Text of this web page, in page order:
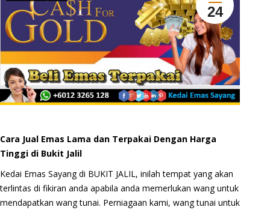
24
Cara Jual Emas Lama dan Terpakai Dengan Harga
Tinggi di Bukit Jalil
Kedai Emas Sayang di BUKIT JALIL, inilah tempat yang akan
terlintas di fikiran anda apabila anda memerlukan wang untuk
mendapatkan wang tunai. Perniagaan kami, wang tunai untuk